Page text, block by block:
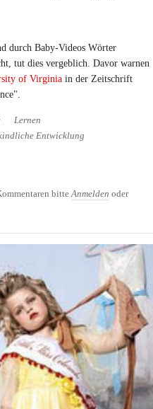
durch Baby-Videos Wörter
tut dies vergeblich. Davor warnen
of Virginia in der Zeitschrift
Lernen
Entwicklung
DVDs sind pädagogisch wertlos
bitteAnmelden oder